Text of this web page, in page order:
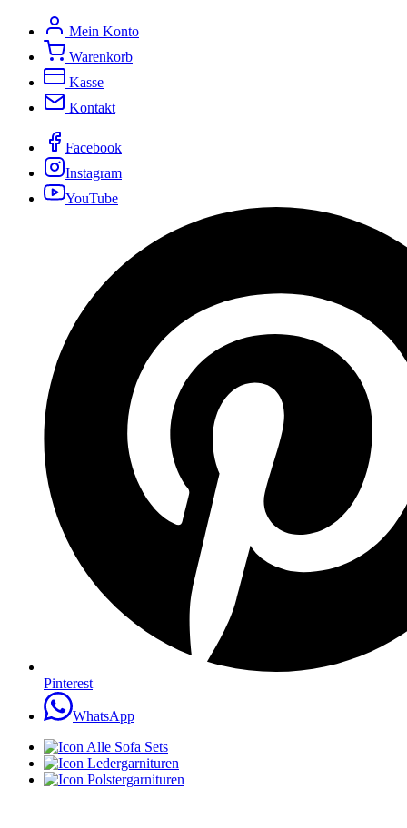
Mein Konto
Warenkorb
Kasse
Kontakt
Facebook
Instagram
YouTube
Pinterest
WhatsApp
Alle Sofa Sets
Ledergarnituren
Polstergarnituren